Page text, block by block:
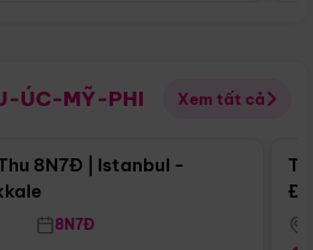
ÚC-MỸ-PHI Xem tất cả
Điểm nổi bật
8N7Đ | Istanbul -
8N7Đ